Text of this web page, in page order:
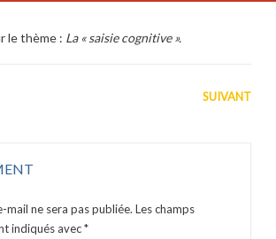
le thème : La « saisie cognitive ».
SUIVANT
mail ne sera pas publiée. Les champs
indiqués avec*